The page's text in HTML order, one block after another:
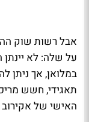
אבל רשות שוק
על שלה: לא
במלואן, אך ניתן
תאגידי, חשש
האישי של אקירוב